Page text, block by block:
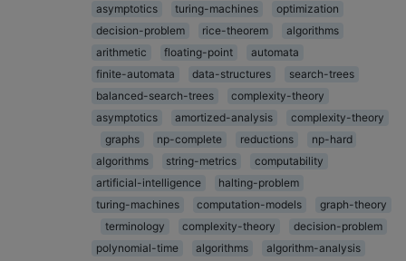
asymptotics
turing-machines
optimization
decision-problem
rice-theorem
algorithms
arithmetic
floating-point
automata
finite-automata
data-structures
search-trees
balanced-search-trees
complexity-theory
asymptotics
amortized-analysis
complexity-theory
graphs
np-complete reductions
np-hard
algorithms
string-metrics
computability
artificial-intelligence
halting-problem
turing-machines
computation-models
graph-theory
terminology
complexity-theory
decision-problem
polynomial-time
algorithms
algorithm-analysis